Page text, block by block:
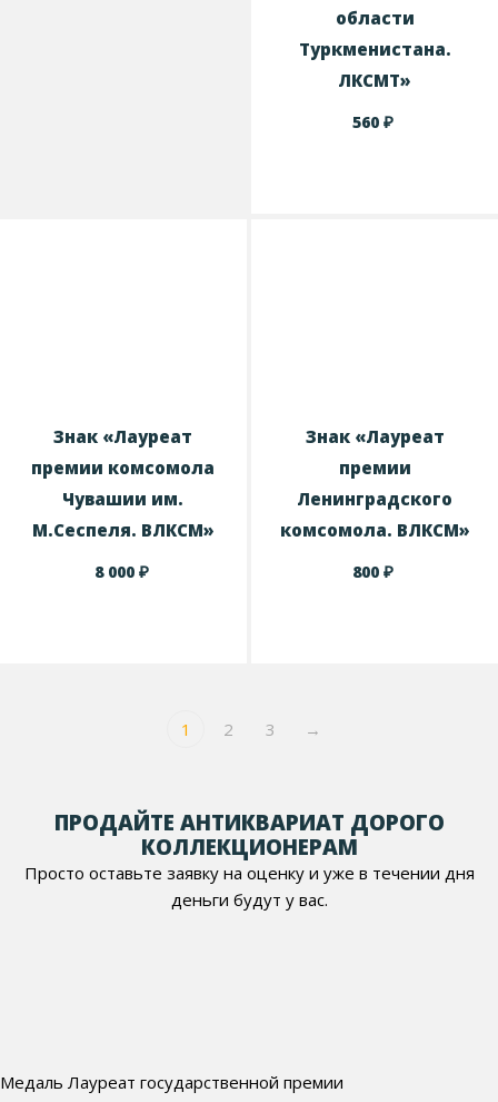
области
Туркменистана.
ЛКСМТ»
560₽
Знак «Лауреат
премии комсомола
Чувашии им.
М.Сеспеля. ВЛКСМ»
8 000 ₽
Знак «Лауреат
премии
Ленинградского
комсомола. ВЛКСМ»
800₽
1 2 3 →
ПРОДАЙТЕ АНТИКВАРИАТ ДОРОГО
КОЛЛЕКЦИОНЕРАМ
Просто оставьте заявку на оценку и уже в течении дня
деньги будут у вас.
Медаль Лауреат государственной премии